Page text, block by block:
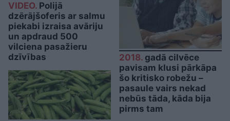
VIDEO. Polijā
dzērājšoferis ar salmu
piekabi izraisa avāriju
un apdraud 500
vilciena pasažieru
dzīvības
2018. gadā cilvēce
pavisam klusi pārkāpa
šo kritisko robežu –
pasaule vairs nekad
nebūs tāda, kāda bija
pirms tam